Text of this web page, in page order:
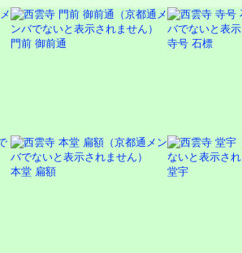
門前 御前通 寺号 石標
本堂 扁額 堂宇